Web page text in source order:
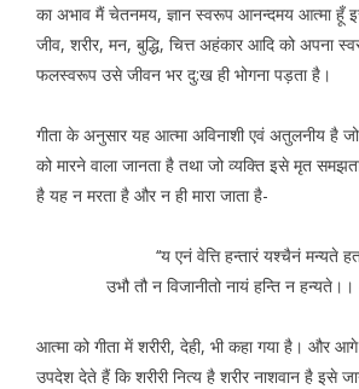
का अभाव मैं चेतनमय, ज्ञान स्वरूप आनन्दमय आत्मा हूँ
जीव, शरीर, मन, बुद्धि, चित्त अहंकार आदि को अपना
फलस्वरूप उसे जीवन भर दु:ख ही भोगना पड़ता है।
गीता के अनुसार यह आत्मा अविनाशी एवं अतुलनीय है
को मारने वाला जानता है तथा जो व्यक्ति इसे मृत
है यह न मरता है और न ही मारा जाता है-
‘‘य एनं वेत्ति हन्तारं यश्चैनं मन्यते
उभौ तौ न विजानीतो नायं हन्ति न
आत्मा को गीता में शरीरी, देही, भी कहा गया है। और
उपदेश देते हैं कि शरीरी नित्य है शरीर नाशवान है इसे